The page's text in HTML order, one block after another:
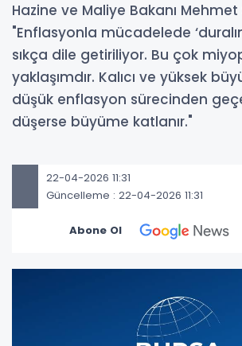
Hazine ve Maliye Bakanı Mehmet
"Enflasyonla mücadelede
sıkça dile getiriliyor. Bu çok
yaklaşımdır. Kalıcı ve yüksek
düşük enflasyon sürecinden
düşerse büyüme katlanır."
22-04-2026 11:31
Güncelleme : 22-04-2026 11:31
Abone Ol